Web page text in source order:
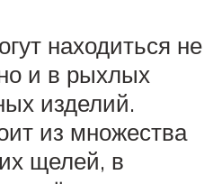
находиться не
и в рыхлых
изделий.
из множества
щелей, в